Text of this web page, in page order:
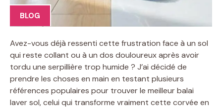
BLOG
Avez-vous déjà ressenti cette frustration face à un sol
qui reste collant ou à un dos douloureux après avoir
tordu une serpillière trop humide ? J’ai décidé de
prendre les choses en main en testant plusieurs
références populaires pour trouver le meilleur balai
laver sol, celui qui transforme vraiment cette corvée en